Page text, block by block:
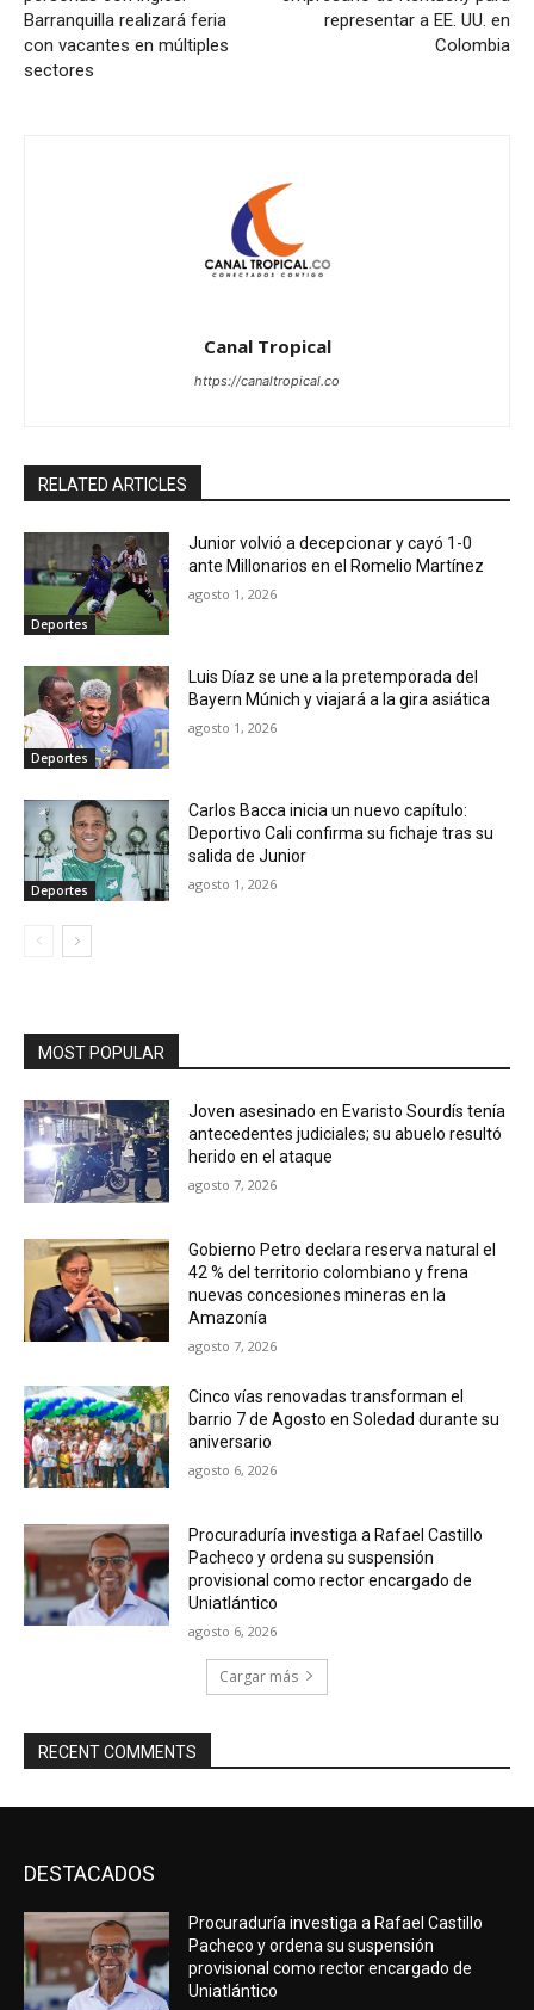
Barranquilla realizará feria
con vacantes en múltiples
sectores
representar a EE. UU. en
Colombia
Canal Tropical
https://canaltropical.co
RELATED ARTICLES
Deportes
Junior volvió a decepcionar y cayó 1-0
ante Millonarios en el Romelio Martínez
agosto 1, 2026
Deportes
Luis Díaz se une a la pretemporada del
Bayern Múnich y viajará a la gira asiática
agosto 1, 2026
Deportes
Carlos Bacca inicia un nuevo capítulo:
Deportivo Cali confirma su fichaje tras su
salida de Junior
agosto 1, 2026
MOST POPULAR
Joven asesinado en Evaristo Sourdís tenía
antecedentes judiciales; su abuelo resultó
herido en el ataque
agosto 7, 2026
Gobierno Petro declara reserva natural el
42 % del territorio colombiano y frena
nuevas concesiones mineras en la
Amazonía
agosto 7, 2026
Cinco vías renovadas transforman el
barrio 7 de Agosto en Soledad durante su
aniversario
agosto 6, 2026
Procuraduría investiga a Rafael Castillo
Pacheco y ordena su suspensión
provisional como rector encargado de
Uniatlántico
agosto 6, 2026
Cargar más
RECENT COMMENTS
DESTACADOS
Procuraduría investiga a Rafael Castillo
Pacheco y ordena su suspensión
provisional como rector encargado de
Uniatlántico